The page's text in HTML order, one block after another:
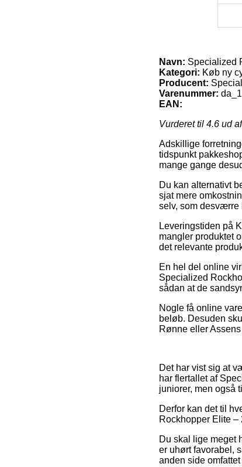
Navn: Specialized
Kategori: Køb ny
Producent:
Varenummer:
EAN:
Vurderet til 4.6 ud
Adskillige
tidspunkt
mange gange
Du kan alternativt
sjat mere
selv, som desværre
Leveringstiden på
mangler produktet
det relevante
En hel del online
Specialized
sådan at de
Nogle få online
beløb. Desuden
Rønne eller
Det har vist sig at
har flertallet af
juniorer, men også
Derfor kan det til
Rockhopper Elite –
Du skal lige meget
er uhørt favorabel,
anden side